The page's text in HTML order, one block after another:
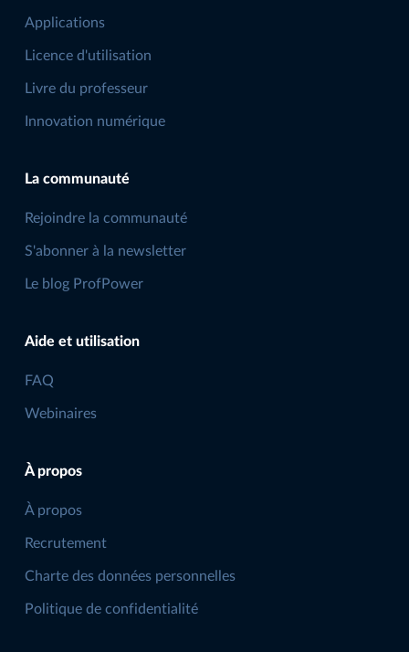
Applications
Licence d'utilisation
Livre du professeur
Innovation numérique
La communauté
Rejoindre la communauté
S'abonner à la newsletter
Le blog ProfPower
Aide et utilisation
FAQ
Webinaires
À propos
À propos
Recrutement
Charte des données personnelles
Politique de confidentialité